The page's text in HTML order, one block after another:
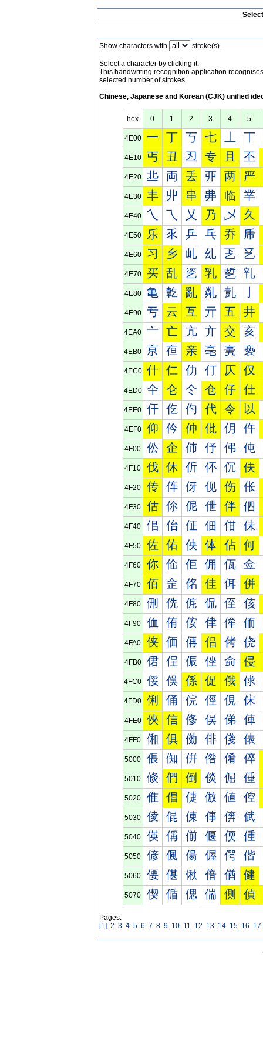
Show characters with stroke(s).
Select a character by clicking it.
This handwriting recognition application
selected number of strokes.
Chinese, Japanese and Korean (CJK) unified
hex 0 1 2 3 4 5
4E00 一 丁 丂 七 丅
4E10 丐 丑 丒 专 且 丕
4E20 丠 両 丢 丣 两 严
4E30 丰 丱 串 丳 临 丵
4E40 乀 乁 乂 乃 乄 久
4E50 乐 乑 乒 乓 乔 乕
4E60 习 乡 乢 乣 乤 乥
4E70 买 乱 乲 乳 乴 乵
4E80 亀 亁 亂 亃 亄
4E90 亐 云 互 亓 五 井
4EA0 亠 亡 亢 亣 交 亥
4EB0 亰 亱 亲 亳 亴 亵
4EC0 什 仁 仂 仃 仄 仅
4ED0 仐 仑 仒 仓 仔 仕
4EE0 仠 仡 仢 代 令 以
4EF0 仰 仱 仲 仳 仴 仵
4F00 伀 企 伂 伃 伄 伅
4F10 伐 休 伒 伓 伔 伕
4F20 传 伡 伢 伣 伤 伥
4F30 估 伱 伲 伳 伴 伵
4F40 佀 佁 佂 佃 佄 佅
4F50 佐 佑 佒 体 佔 何
4F60 你 佡 佢 佣 佤 佥
4F70 佰 佱 佲 佳 佴 併
4F80 侀 侁 侂 侃 侄 侅
4F90 侐 侑 侒 侓 侔 侕
4FA0 侠 価 侢 侣 侤 侥
4FB0 侰 侱 侲 侳 侴 侵
4FC0 俀 俁 係 促 俄 俅
4FD0 俐 俑 俒 俓 俔 俕
4FE0 俠 信 俢 俣 俤 俥
4FF0 俰 俱 俲 俳 俴 俵
5000 倀 倁 倂 倃 倄 倅
5010 倐 們 倒 倓 倔 倕
5020 倠 倡 倢 倣 値 倥
5030 倰 倱 倲 倳 倴 倵
5040 偀 偁 偂 偃 偄 偅
5050 偐 偑 偒 偓 偔 偕
5060 偠 偡 偢 偣 偤 健
5070 偰 偱 偲 偳 側 偵
Pages:
[1] 2 3 4 5 6 7 8 9 10 11 12 13 14 15 16 17